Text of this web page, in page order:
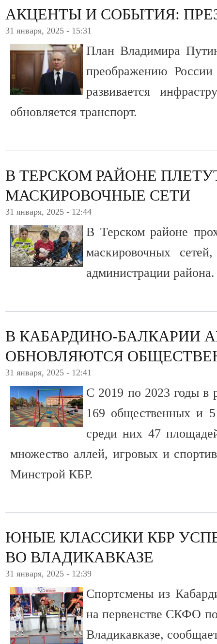
АКЦЕНТЫ И СОБЫТИЯ:
31 января, 2025 - 15:31
План Владимира
преображению
развивается
обновляется транспорт.
В ТЕРСКОМ РАЙОНЕ
МАСКИРОВОЧНЫЕ СЕТИ
31 января, 2025 - 12:44
В Терском районе
маскировочных
администрации района.
В КАБАРДИНО-БАЛКАРИИ
ОБНОВЛЯЮТСЯ
31 января, 2025 - 12:41
С 2019 по 2023 годы в
169 общественных и
среди них 47
множество аллей, игровых и
Минстрой КБР.
ЮНЫЕ КЛАССИКИ КБР
ВО ВЛАДИКАВКАЗЕ
31 января, 2025 - 12:39
Спортсмены из
на первенстве СКФО
Владикавказе,